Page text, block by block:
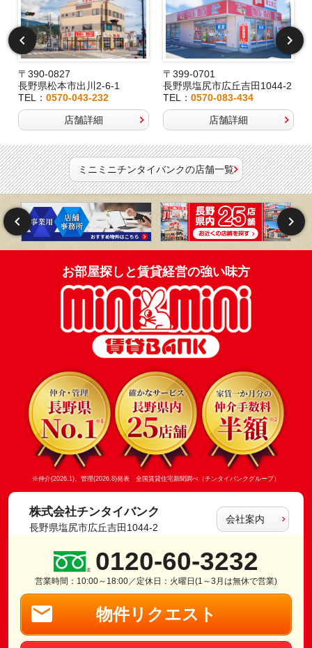
〒390-0827
長野県松本市出川2-6-1
TEL：0570-043-232
店舗詳細
〒399-0701
長野県塩尻市広丘吉田1044-2
TEL： 0570-083-434
店舗詳細
ミニミニチンタイバンクの店舗一覧
お部屋探しと賃貸経営の強い味方
※仲介(2026.1)、管理(2026.8)発表 全国賃貸住宅新聞調べ（チンタイバンクグループ）
株式会社チンタイバンク
長野県塩尻市広丘吉田1044-2
会社案内
0120-60-3232
営業時間：10:00～18:00／定休日：火曜日(1～3月は無休で営業)
物件リクエスト